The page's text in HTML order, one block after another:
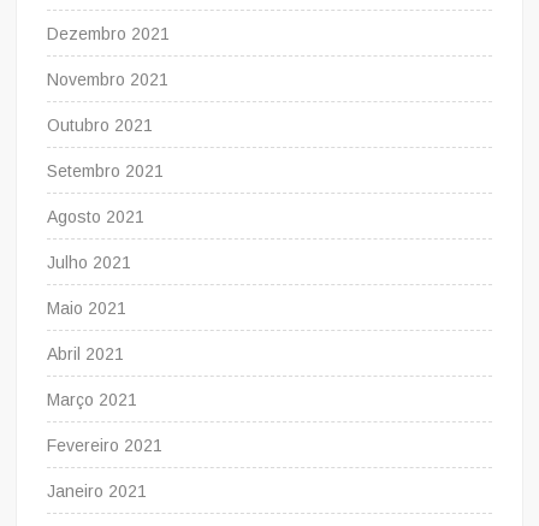
Dezembro 2021
Novembro 2021
Outubro 2021
Setembro 2021
Agosto 2021
Julho 2021
Maio 2021
Abril 2021
Março 2021
Fevereiro 2021
Janeiro 2021